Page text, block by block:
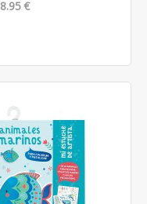
8.95 €